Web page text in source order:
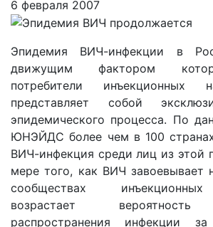
6 февраля 2007
Эпидемия ВИЧ-инфекции в
движущим фактором
потребители инъекционных
представляет собой
эпидемического процесса. По
ЮНЭЙДС более чем в 100
ВИЧ-инфекция среди лиц из этой
мере того, как ВИЧ завоевывает
сообществах
возрастает вероятность
распространения инфекции